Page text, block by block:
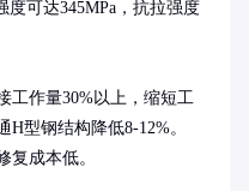
度可达345MPa，抗拉强度
工作量30%以上，缩短工
型钢结构降低8-12%。
复成本低。